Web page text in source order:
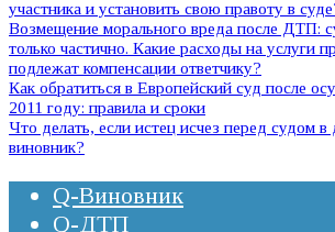
участника и установить свою правоту в
Возмещение морального вреда после ДТП:
только частично. Какие расходы на услуги
подлежат компенсации ответчику?
Как обратиться в Европейский суд после
2011 году: правила и сроки
Что делать, если истец исчез перед судом
виновник?
Q-Виновник
Q-ДТП